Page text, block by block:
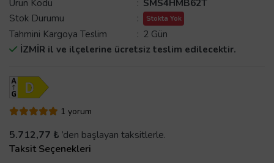
Ürün Kodu : SMS4HMB62T
Stok Durumu
: Stokta Yok
Tahmini Kargoya Teslim : 2 Gün
İZMİR il ve ilçelerine ücretsiz teslim edilecektir.
1 yorum
5.712,77 ₺ ’den başlayan taksitlerle.
Taksit Seçenekleri